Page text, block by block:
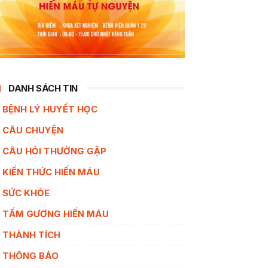
DANH SÁCH TIN
BỆNH LÝ HUYẾT HỌC
CÂU CHUYỆN
CÂU HỎI THƯỜNG GẶP
KIẾN THỨC HIẾN MÁU
SỨC KHỎE
TẤM GƯƠNG HIẾN MÁU
THÀNH TÍCH
THÔNG BÁO